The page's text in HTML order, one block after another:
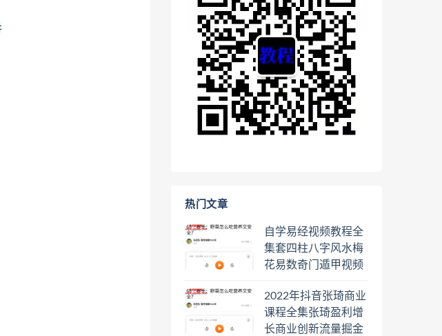
热门文章
自学易经视频教程全
集套四柱八字风水梅
花易数奇门遁甲视频
日罗盘教程百度云网
盘会员
2022年抖音张琦商业
课程全集张琦盈利增
长商业创新流量掘金